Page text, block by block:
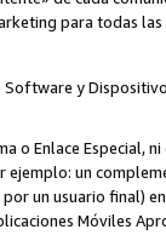
para todas
Software y
o Enlace Especial,
un
un usuario final)
Móviles